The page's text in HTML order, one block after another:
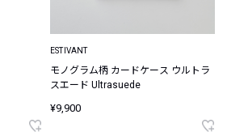
ESTIVANT
モノグラム柄 カードケース ウルトラ
スエード Ultrasuede
¥9,900